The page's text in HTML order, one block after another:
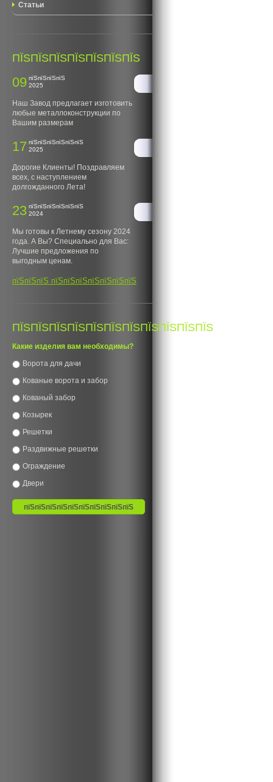
Статьи
ПЇЅПЇЅПЇЅПЇЅПЇЅПЇЅПЇЅ
09 пїЅпїЅпїЅпїЅ
2025
Наш Завод предлагает изготовить
любые металлоконструкции по
Вашим размерам
17 пїЅпїЅпїЅпїЅпїЅпїЅ
2025
Дорогие Клиенты! Поздравляем
всех, с наступлением
долгожданного Лета!
23 пїЅпїЅпїЅпїЅпїЅпїЅ
2024
Мы готовы к Летнему сезону 2024
года. А Вы? Специально для Вас:
Лучшие предложения по
выгодным ценам.
пїЅпїЅпїЅ пїЅпїЅпїЅпїЅпїЅпїЅпїЅ
ПЇЅПЇЅПЇЅПЇЅПЇЅПЇЅПЇЅПЇЅПЇЅПЇЅПЇЅ
Какие изделия вам необходимы?
Ворота для дачи
Кованые ворота и забор
Кованый забор
Козырек
Решетки
Раздвижные решетки
Ограждение
Двери